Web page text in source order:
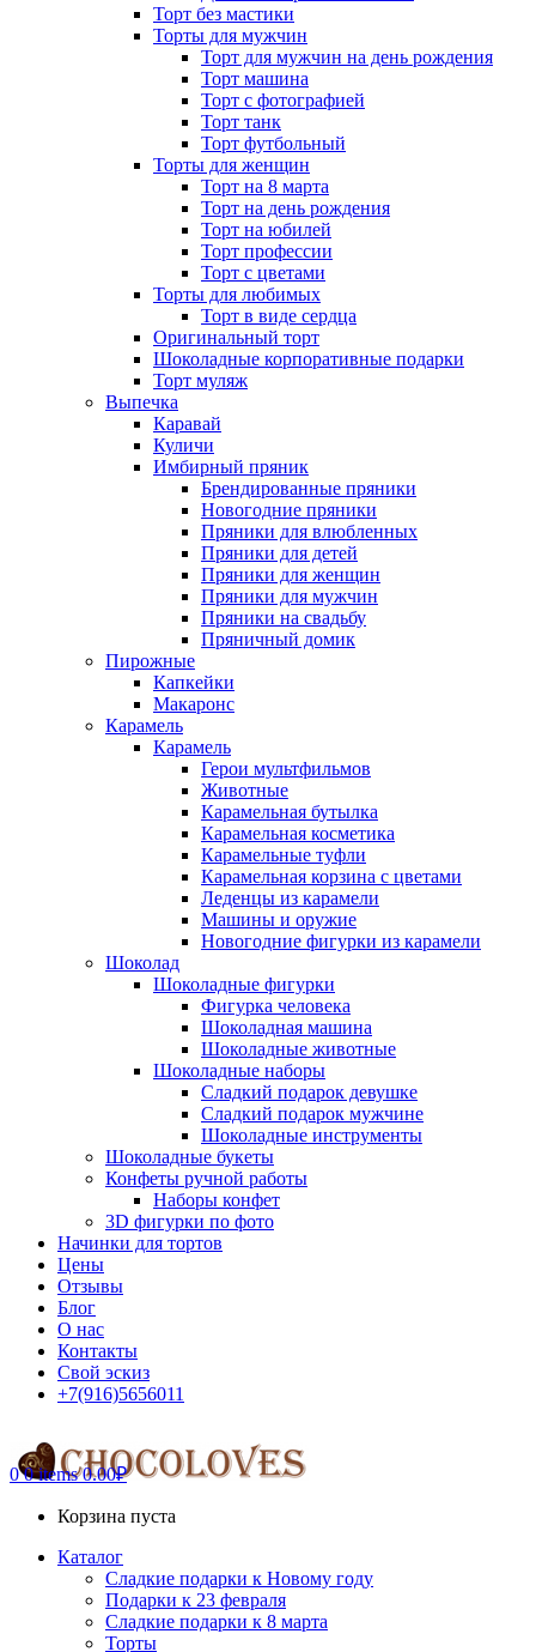
Торт без мастики
Торты для мужчин
Торт для мужчин на день рождения
Торт машина
Торт с фотографией
Торт танк
Торт футбольный
Торты для женщин
Торт на 8 марта
Торт на день рождения
Торт на юбилей
Торт профессии
Торт с цветами
Торты для любимых
Торт в виде сердца
Оригинальный торт
Шоколадные корпоративные подарки
Торт муляж
Выпечка
Каравай
Куличи
Имбирный пряник
Брендированные пряники
Новогодние пряники
Пряники для влюбленных
Пряники для детей
Пряники для женщин
Пряники для мужчин
Пряники на свадьбу
Пряничный домик
Пирожные
Капкейки
Макаронс
Карамель
Карамель
Герои мультфильмов
Животные
Карамельная бутылка
Карамельная косметика
Карамельные туфли
Карамельная корзина с цветами
Леденцы из карамели
Машины и оружие
Новогодние фигурки из карамели
Шоколад
Шоколадные фигурки
Фигурка человека
Шоколадная машина
Шоколадные животные
Шоколадные наборы
Сладкий подарок девушке
Сладкий подарок мужчине
Шоколадные инструменты
Шоколадные букеты
Конфеты ручной работы
Наборы конфет
3D фигурки по фото
Начинки для тортов
Цены
Отзывы
Блог
О нас
Контакты
Свой эскиз
+7(916)5656011
0 0 items 0.00₽
Корзина пуста
Каталог
Сладкие подарки к Новому году
Подарки к 23 февраля
Сладкие подарки к 8 марта
Торты